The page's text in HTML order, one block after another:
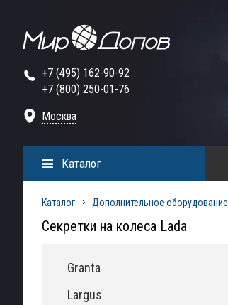
+7 (495) 162-90-92
+7 (800) 250-01-76
Москва
Каталог
Каталог Дополнительное оборудование
Секретки на колеса Lada
Granta
Largus